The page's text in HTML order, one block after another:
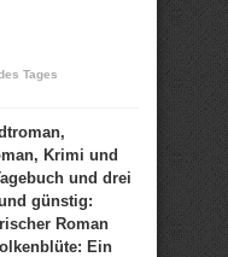
Tages
Krimi und
und drei
günstig:
Roman
Ein